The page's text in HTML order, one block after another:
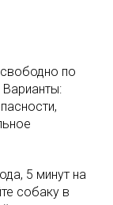
по
5 минут на
собаку в